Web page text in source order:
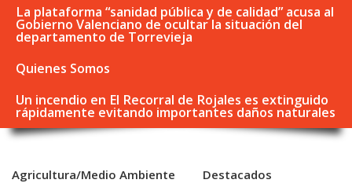
La plataforma “sanidad pública y de calidad” acusa al
Gobierno Valenciano de ocultar la situación del
departamento de Torrevieja
Quienes Somos
Un incendio en El Recorral de Rojales es extinguido
rápidamente evitando importantes daños naturales
Agricultura/Medio Ambiente Destacados